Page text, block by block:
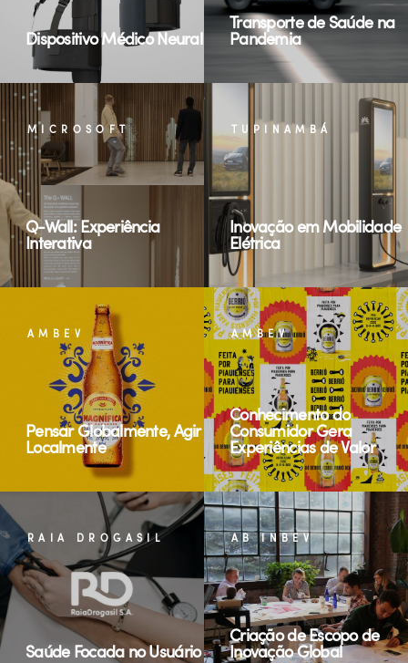
Dispositivo Médico Neural
Transporte de Saúde na
Pandemia
MICROSOFT
Q-Wall: Experiência
Interativa
TUPINAMBÁ
Inovação em Mobilidade
Elétrica
AMBEV
Pensar Globalmente, Agir
Localmente
AMBEV
Conhecimento do
Consumidor Gera
Experiências de Valor
RAIA DROGASIL
Saúde Focada no Usuário
AB INBEV
Criação de Escopo de
Inovação Global